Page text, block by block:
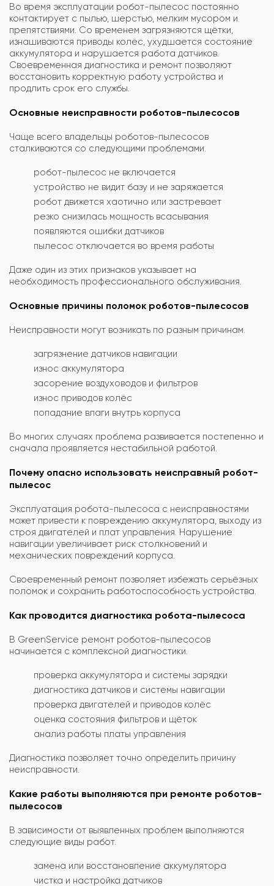
Во время эксплуатации робот-пылесос постоянно
контактирует с пылью, шерстью, мелким мусором и
препятствиями. Со временем загрязняются щётки,
изнашиваются приводы колёс, ухудшается состояние
аккумулятора и нарушается работа датчиков.
Своевременная диагностика и ремонт позволяют
восстановить корректную работу устройства и
продлить срок его службы.
Основные неисправности роботов-пылесосов
Чаще всего владельцы роботов-пылесосов
сталкиваются со следующими проблемами.
робот-пылесос не включается
устройство не видит базу и не заряжается
робот движется хаотично или застревает
резко снизилась мощность всасывания
появляются ошибки датчиков
пылесос отключается во время работы
Даже один из этих признаков указывает на
необходимость профессионального обслуживания.
Основные причины поломок роботов-пылесосов
Неисправности могут возникать по разным причинам.
загрязнение датчиков навигации
износ аккумулятора
засорение воздуховодов и фильтров
износ приводов колёс
попадание влаги внутрь корпуса
Во многих случаях проблема развивается постепенно и
сначала проявляется нестабильной работой.
Почему опасно использовать неисправный робот-
пылесос
Эксплуатация робота-пылесоса с неисправностями
может привести к повреждению аккумулятора, выходу из
строя двигателей и плат управления. Нарушение
навигации увеличивает риск столкновений и
механических повреждений корпуса.
Своевременный ремонт позволяет избежать серьёзных
поломок и сохранить работоспособность устройства.
Как проводится диагностика робота-пылесоса
В GreenService ремонт роботов-пылесосов
начинается с комплексной диагностики.
проверка аккумулятора и системы зарядки
диагностика датчиков и системы навигации
проверка двигателей и приводов колёс
оценка состояния фильтров и щёток
анализ работы платы управления
Диагностика позволяет точно определить причину
неисправности.
Какие работы выполняются при ремонте роботов-
пылесосов
В зависимости от выявленных проблем выполняются
следующие виды работ.
замена или восстановление аккумулятора
чистка и настройка датчиков